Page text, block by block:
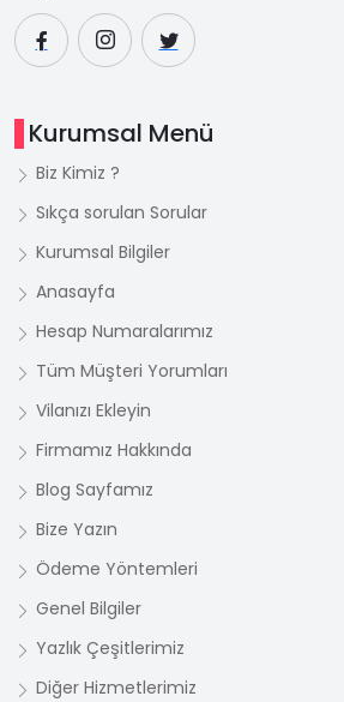
Kurumsal Menü
Biz Kimiz ?
Sıkça sorulan Sorular
Kurumsal Bilgiler
Anasayfa
Hesap Numaralarımız
Tüm Müşteri Yorumları
Vilanızı Ekleyin
Firmamız Hakkında
Blog Sayfamız
Bize Yazın
Ödeme Yöntemleri
Genel Bilgiler
Yazlık Çeşitlerimiz
Diğer Hizmetlerimiz